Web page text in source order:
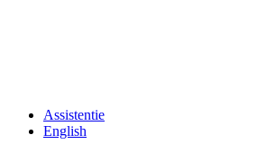
Assistentie
English